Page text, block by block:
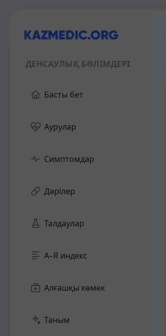
ДЕНСАУЛЫҚ БӨЛІМДЕРІ
Басты бет
Аурулар
Симптомдар
Дәрілер
Талдаулар
А–Я индекс
Алғашқы көмек
Таным